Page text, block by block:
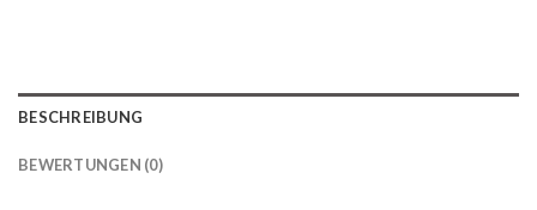
BESCHREIBUNG
BEWERTUNGEN (0)